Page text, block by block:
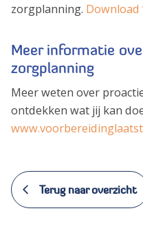
zorgplanning. Download
Meer informatie
zorgplanning
Meer weten over
ontdekken wat jij kan
Terug naar overzicht